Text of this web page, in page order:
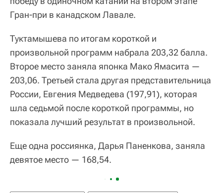
Гран-при в канадском Лавале.
Туктамышева по итогам короткой и
произвольной программ набрала 203,32 балла.
Второе место заняла японка Мако Ямасита —
203,06. Третьей стала другая представительница
России, Евгения Медведева (197,91), которая
шла седьмой после короткой программы, но
показала лучший результат в произвольной.
Еще одна россиянка, Дарья Паненкова, заняла
девятое место — 168,54.